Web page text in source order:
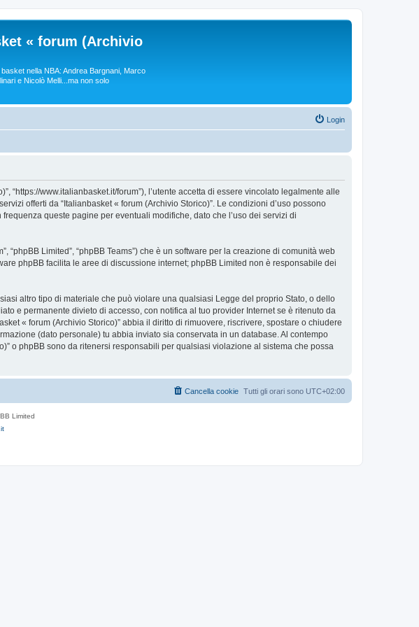
« forum (Archivio
basket nella NBA: Andrea Bargnani, Marco
e Nicolò Melli...ma non solo
Login
“https://www.italianbasket.it/forum”), l’utente accetta di essere vincolato legalmente alle
offerti da “Italianbasket « forum (Archivio Storico)”. Le condizioni d’uso possono
queste pagine per eventuali modifiche, dato che l’uso dei servizi di
“phpBB Limited”, “phpBB Teams”) che è un software per la creazione di comunità web
phpBB facilita le aree di discussione internet; phpBB Limited non è responsabile dei
altro tipo di materiale che può violare una qualsiasi Legge del proprio Stato, o dello
e permanente divieto di accesso, con notifica al tuo provider Internet se è ritenuto da
« forum (Archivio Storico)” abbia il diritto di rimuovere, riscrivere, spostare o chiudere
(dato personale) tu abbia inviato sia conservata in un database. Al contempo
o phpBB sono da ritenersi responsabili per qualsiasi violazione al sistema che possa
Tutti gli orari sono UTC+02:00
Cancella cookie
Limited